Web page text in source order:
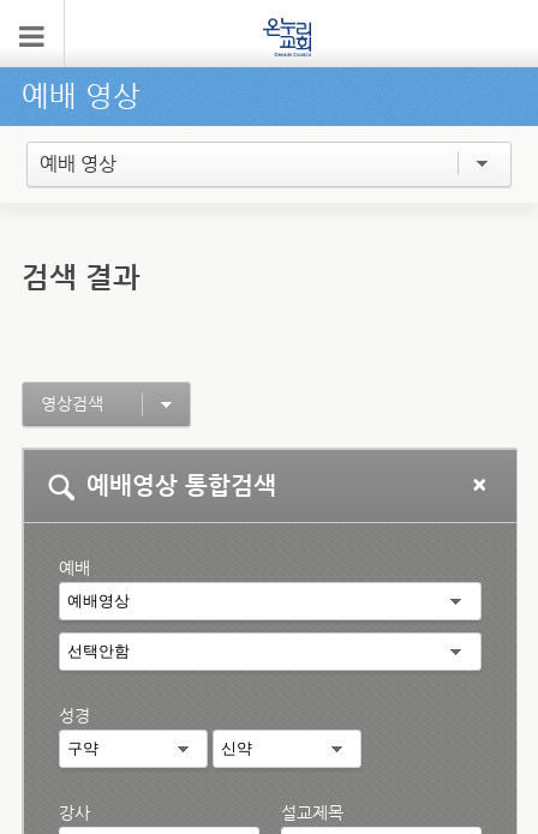
예배 영상
예배 영상
검색 결과
영상검색
예배영상 통합검색
예배
성경
강사 설교제목